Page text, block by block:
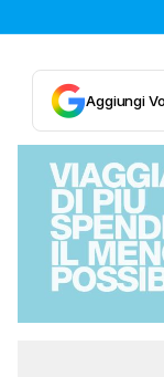
Aggiungi